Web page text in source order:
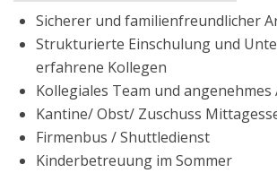
Sicherer und familienfreundlicher
Strukturierte Einschulung und
erfahrene Kollegen
Kollegiales Team und
Kantine/ Obst/ Zuschuss
Firmenbus / Shuttledienst
Kinderbetreuung im Sommer